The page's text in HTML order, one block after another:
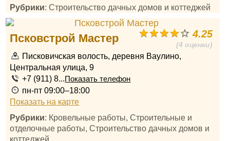
Рубрики: Строительство дачных домов и коттеджей
4.25
(4 оценки)
Псковстрой Мастер
Писковичская волость, деревня Ваулино,
Центральная улица, 9
+7 (911) 8...Показать телефон
пн-пт 09:00–18:00
Показать на карте
Рубрики: Кровельные работы, Строительные и
отделочные работы, Строительство дачных домов и
коттеджей